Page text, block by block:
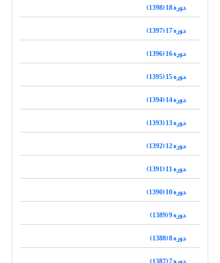
دوره 18 (1398)
دوره 17 (1397)
دوره 16 (1396)
دوره 15 (1395)
دوره 14 (1394)
دوره 13 (1393)
دوره 12 (1392)
دوره 11 (1391)
دوره 10 (1390)
دوره 9 (1389)
دوره 8 (1388)